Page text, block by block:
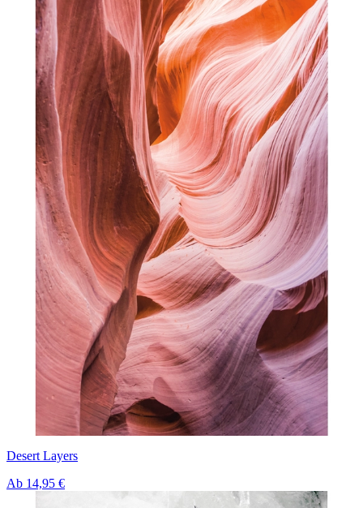
Desert Layers
Ab 14,95 €